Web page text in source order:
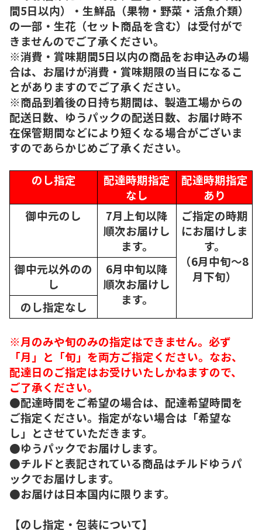
間5日以内）・生鮮品（果物・野菜・活魚介類）
の一部・生花（セット商品を含む）は受付がで
きませんのでご了承ください。
※消費・賞味期間5日以内の商品をお申込みの場
合は、お届けが消費・賞味期限の当日になるこ
とがありますのでご了承ください。
※商品到着後の日持ち期間は、製造工場からの
配送日数、ゆうパックの配送日数、お届け時不
在保管期間などにより短くなる場合がございま
すのであらかじめご了承ください。
のし指定
配達時期指定
なし
配達時期指定
あり
御中元のし
7月上旬以降
順次お届けし
ます。
ご指定の時期
にお届けしま
す。
（6月中旬～8
月下旬）
御中元以外のの
し
6月中旬以降
順次お届けし
ます。
のし指定なし
※月のみや旬のみの指定はできません。必ず
「月」と「旬」を両方ご指定ください。なお、
配達日のご指定はお受けいたしかねますので、
ご了承ください。
●配達時間をご希望の場合は、配達希望時間を
ご指定ください。指定がない場合は「希望な
し」とさせていただきます。
●ゆうパックでお届けします。
●チルドと表記されている商品はチルドゆうパ
ックでお届けします。
●お届けは日本国内に限ります。
【のし指定・包装について】